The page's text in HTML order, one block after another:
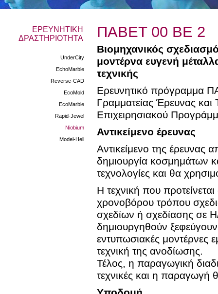
ΕΡΕΥΝΗΤΙΚΗ
ΔΡΑΣΤΗΡΙΟΤΗΤΑ
UnderCity
EchoMarble
Reverse-CAD
EcoMold
EcoMarble
Rapid-Jewel
Niobium
Model-Heli
ΠΑΒΕT 00 ΒΕ 2
Βιομηχανικός
μοντέρνα ευγενή
τεχνικής
Ερευνητικό πρόγραμμα
Γραμματείας Έρευνας και
Επιχειρησιακού
Αντικείμενο έρευνας
Αντικείμενο της έρευνας
δημιουργία κοσμημάτων
τεχνολογίες και θα
Η τεχνική που
χρονοβόρου τρόπου
σχεδίων ή σχεδίασης σε
δημιουργηθούν
εντυπωσιακές μοντέρνες
τεχνική της ανοδίωσης.
Τέλος, η παραγωγική
τεχνικές και η παραγωγή